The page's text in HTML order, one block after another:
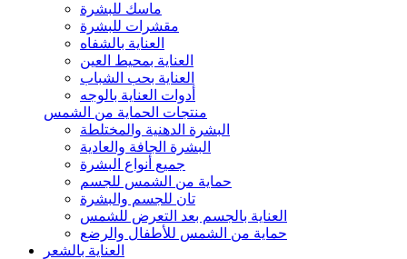
ماسك للبشرة
مقشرات للبشرة
العناية بالشفاه
العناية بمحيط العين
العناية بحب الشباب
أدوات العناية بالوجه
منتجات الحماية من الشمس
البشرة الدهنية والمختلطة
البشرة الجافة والعادية
جميع أنواع البشرة
حماية من الشمس للجسم
تان للجسم والبشرة
العناية بالجسم بعد التعرض للشمس
حماية من الشمس للأطفال والرضع
العناية بالشعر